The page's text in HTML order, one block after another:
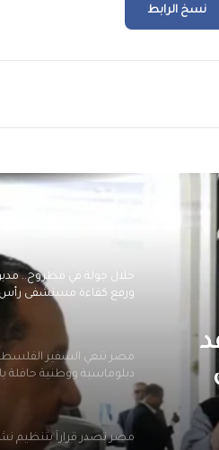
نسخ الرابط
أحمال الزلازل على المباني
مصر تنعي السفير
دبلوماسية ووطنية حافلة
مصر تصدر قراراً بتنظيم
بالمدارس الحكومية